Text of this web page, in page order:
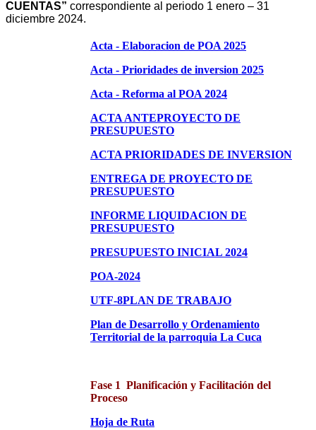
CUENTAS” correspondiente al periodo 1 enero – 31
diciembre 2024.
Acta - Elaboracion de POA 2025
Acta - Prioridades de inversion 2025
Acta - Reforma al POA 2024
ACTA ANTEPROYECTO DE
PRESUPUESTO
ACTA PRIORIDADES DE INVERSION
ENTREGA DE PROYECTO DE
PRESUPUESTO
INFORME LIQUIDACION DE
PRESUPUESTO
PRESUPUESTO INICIAL 2024
POA-2024
UTF-8PLAN DE TRABAJO
Plan de Desarrollo y Ordenamiento
Territorial de la parroquia La Cuca
Fase 1 Planificación y Facilitación del
Proceso
Hoja de Ruta